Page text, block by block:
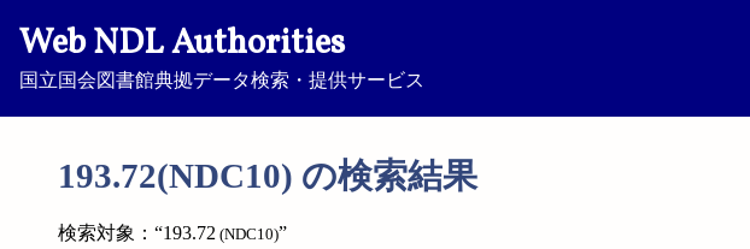
Web NDL Authorities
国立国会図書館典拠データ検索・提供サービス
193.72(NDC10) の検索結果
検索対象：“193.72 (NDC10)”